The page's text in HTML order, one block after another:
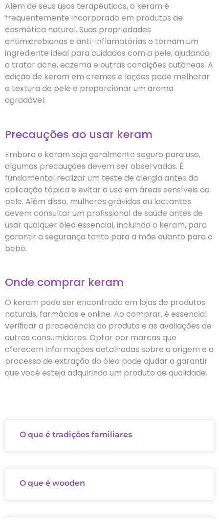
Além de seus usos terapêuticos, o keram é
frequentemente incorporado em produtos de
cosmética natural. Suas propriedades
antimicrobianas e anti-inflamatórias o tornam um
ingrediente ideal para cuidados com a pele, ajudando
a tratar acne, eczema e outras condições cutâneas. A
adição de keram em cremes e loções pode melhorar
a textura da pele e proporcionar um aroma
agradável.
Precauções ao usar keram
Embora o keram seja geralmente seguro para uso,
algumas precauções devem ser observadas. É
fundamental realizar um teste de alergia antes da
aplicação tópica e evitar o uso em áreas sensíveis da
pele. Além disso, mulheres grávidas ou lactantes
devem consultar um profissional de saúde antes de
usar qualquer óleo essencial, incluindo o keram, para
garantir a segurança tanto para a mãe quanto para o
bebê.
Onde comprar keram
O keram pode ser encontrado em lojas de produtos
naturais, farmácias e online. Ao comprar, é essencial
verificar a procedência do produto e as avaliações de
outros consumidores. Optar por marcas que
oferecem informações detalhadas sobre a origem e o
processo de extração do óleo pode ajudar a garantir
que você esteja adquirindo um produto de qualidade.
O que é tradições familiares
O que é wooden